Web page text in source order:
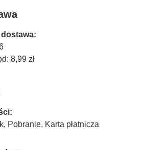
8,99 zł
Pobranie, Karta płatnicza